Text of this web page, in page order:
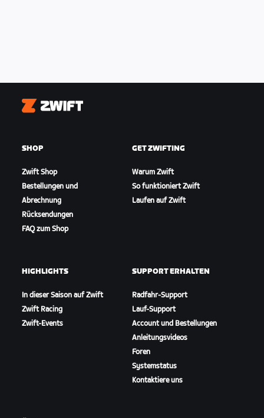
Zwift
SHOP
Zwift Shop
Bestellungen und
Abrechnung
Rücksendungen
FAQ zum Shop
GET ZWIFTING
Warum Zwift
So funktioniert Zwift
Laufen auf Zwift
HIGHLIGHTS
In dieser Saison auf Zwift
Zwift Racing
Zwift-Events
SUPPORT ERHALTEN
Radfahr-Support
Lauf-Support
Account und Bestellungen
Anleitungsvideos
Foren
Systemstatus
Kontaktiere uns